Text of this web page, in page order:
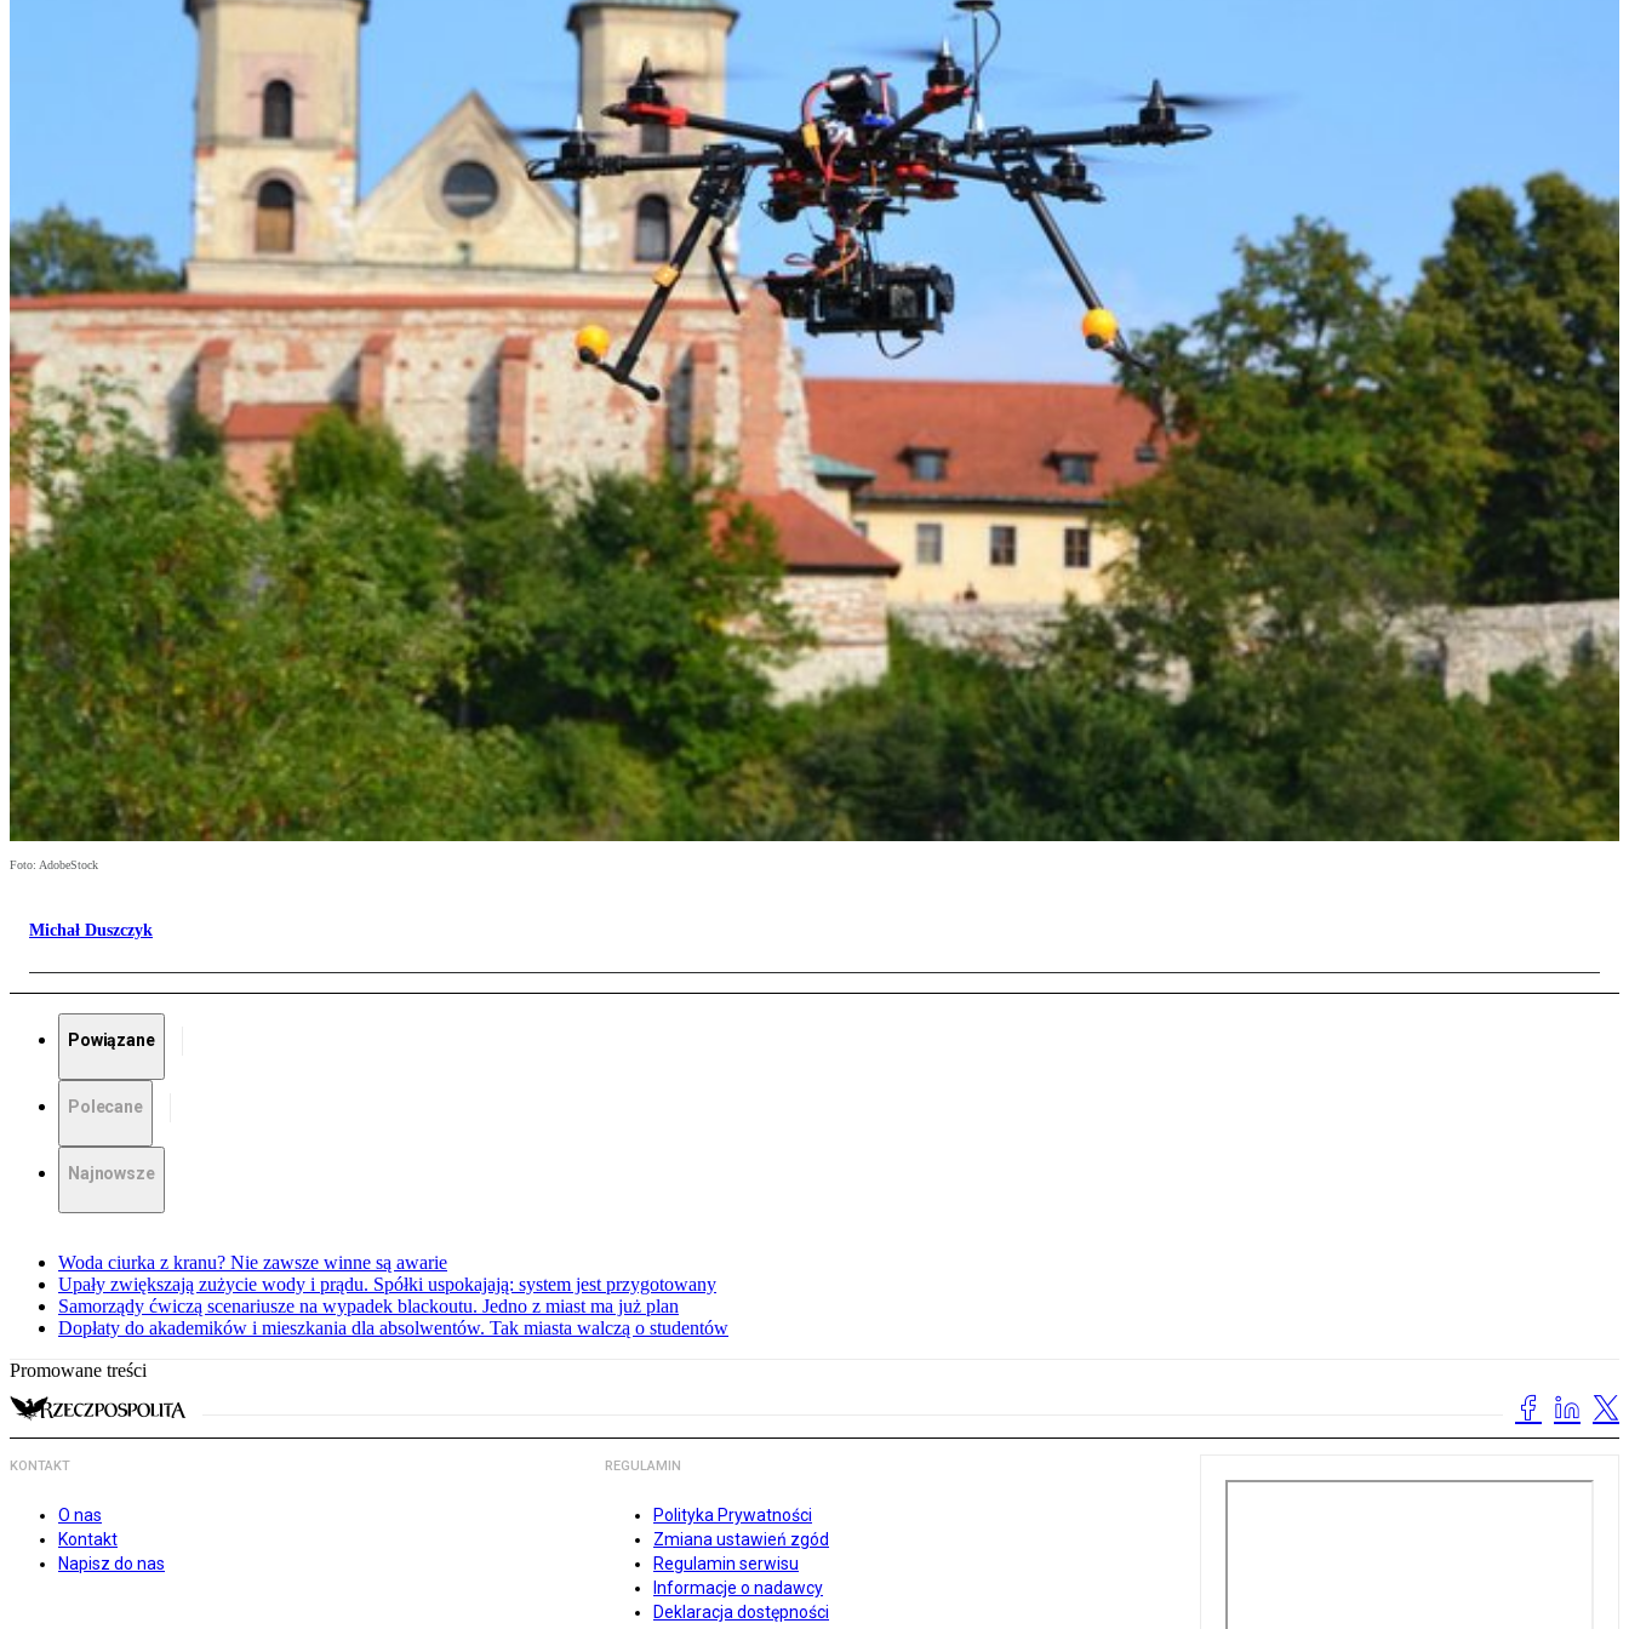
Foto: AdobeStock
Michał Duszczyk
Powiązane
Polecane
Najnowsze
Woda ciurka z kranu? Nie zawsze winne są awarie
Upały zwiększają zużycie wody i prądu. Spółki uspokajają: system jest przygotowany
Samorządy ćwiczą scenariusze na wypadek blackoutu. Jedno z miast ma już plan
Dopłaty do akademików i mieszkania dla absolwentów. Tak miasta walczą o studentów
Promowane treści
KONTAKT
O nas
Kontakt
Napisz do nas
REGULAMIN
Polityka Prywatności
Zmiana ustawień zgód
Regulamin serwisu
Informacje o nadawcy
Deklaracja dostępności